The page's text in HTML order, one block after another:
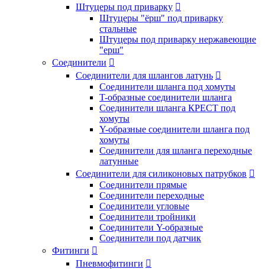
Штуцеры под приварку 
Штуцеры "ёрш" под приварку
стальные
Штуцеры под приварку нержавеющие
"ерш"
Соединители 
Соединители для шлангов латунь 
Соединители шланга под хомуты
T-образные соединители шланга
Соединители шланга КРЕСТ под
хомуты
Y-образные соединители шланга под
хомуты
Соединители для шланга переходные
латунные
Соединители для силиконовых патрубков 
Соединители прямые
Соединители переходные
Соединители угловые
Соединители тройники
Соединители Y-образные
Соединители под датчик
Фитинги 
Пневмофитинги 